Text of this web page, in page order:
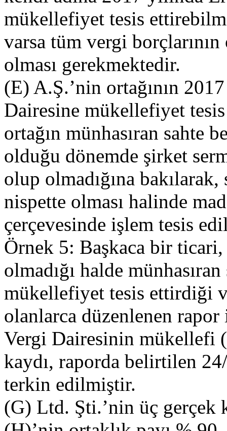
mükellefiyet tesis
varsa tüm vergi
olması gerekmektedir.
(E) A.Ş.’nin ortağının
Dairesine mükellefiyet
ortağın münhasıran sahte
olduğu dönemde şirket
olup olmadığına
nispette olması halinde
çerçevesinde işlem tesis
Örnek 5: Başkaca bir
olmadığı halde
mükellefiyet tesis ettirdiği
olanlarca düzenlenen
Vergi Dairesinin mükellefi
kaydı, raporda belirtilen
terkin edilmiştir.
(G) Ltd. Şti.’nin üç gerçek